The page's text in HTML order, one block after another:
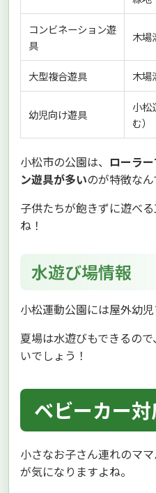
コンビネーション遊
具
木場
大型複合遊具 木場
幼児向け遊具
小松
む）
小松市の公園は、 ローラ
ン遊具が多いのが特徴なん
子供たちが飽きずに遊べ
ね！
水遊び場情報
小松運動公園には屋外幼児
夏場は水遊びもできるの
いでしょう！
ベビーカー
小さなお子さん連れのマ
が気になりますよね。